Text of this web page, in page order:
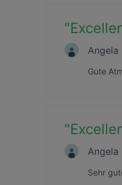
"
Angela
Gute
"
Angela
Sehr